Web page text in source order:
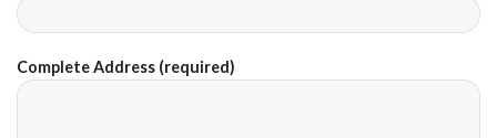
Complete Address (required)